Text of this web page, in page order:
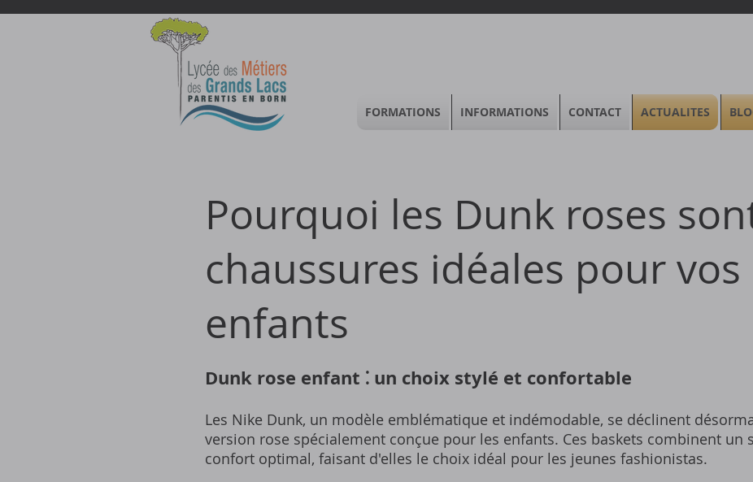
Pourquoi les Dunk roses
chaussures idéales pour vos
enfants
Dunk rose enfant ⁚ un choix stylé et confortable
Les Nike Dunk, un modèle emblématique et indémodable, se déclinent
version rose spécialement conçue pour les enfants. Ces baskets combinent un
confort optimal, faisant d'elles le choix idéal pour les jeunes fashionistas.
FORMATIONS INFORMATIONS CONTACT ACTUALITES